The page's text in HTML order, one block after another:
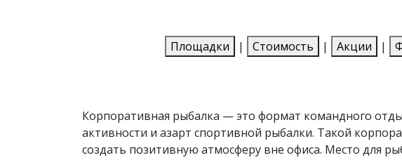
Площадки | Стоимость | Акции |
Корпоративная рыбалка — это формат командного
активности и азарт спортивной рыбалки. Такой
создать позитивную атмосферу вне офиса. Место для